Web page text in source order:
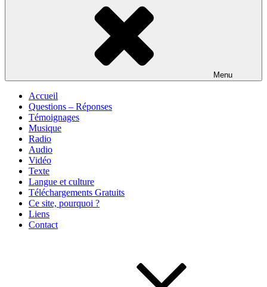
Menu
Accueil
Questions – Réponses
Témoignages
Musique
Radio
Audio
Vidéo
Texte
Langue et culture
Téléchargements Gratuits
Ce site, pourquoi ?
Liens
Contact